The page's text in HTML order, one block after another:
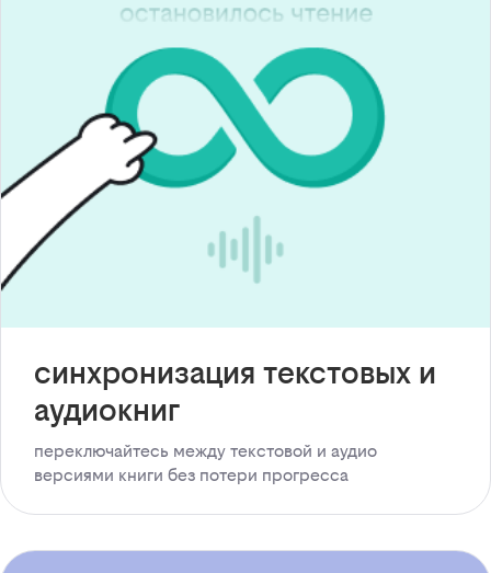
синхронизация текстовых и
аудиокниг
переключайтесь между текстовой и аудио
версиями книги без потери прогресса